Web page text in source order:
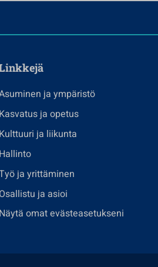
ja ympäristö
Kasvatus ja opetus
Kulttuuri ja liikunta
Hallinto
ja yrittäminen
Osallistu ja asioi
Näytä omat evästeasetukseni